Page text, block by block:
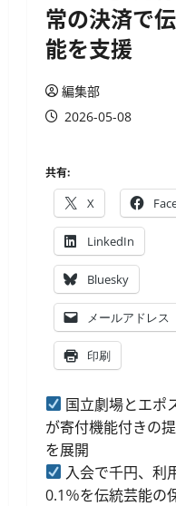
常の決済で
能を支援
編集部
2026-05-08
共有:
X
LinkedIn
Bluesky
メールアドレス
印刷
国立劇場とエポ
が寄付機能付きの
を展開
入会で千円、利
0.1％を伝統芸能の